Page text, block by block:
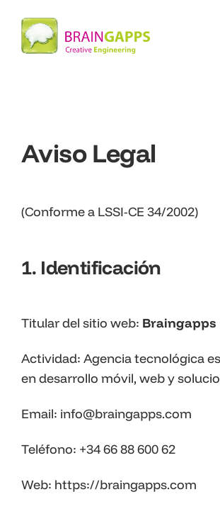
Aviso Legal
(Conforme a LSSI-CE 34/2002)
1. Identificación
Titular del sitio web: Braingapps
Actividad: Agencia tecnológica
en desarrollo móvil, web y
Email: info@braingapps.com
Teléfono: +34 66 88 600 62
Web: https://braingapps.com